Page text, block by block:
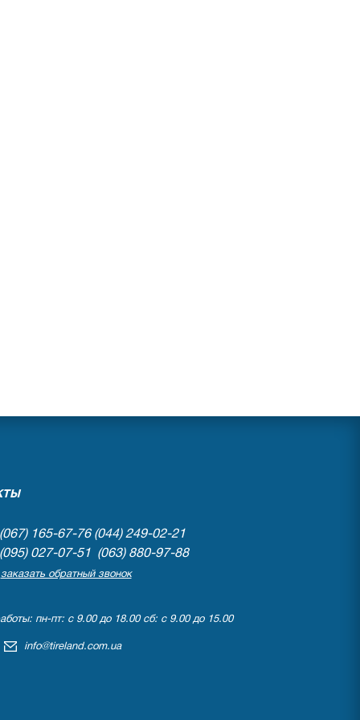
(067) 165-67-76(044) 249-02-21
(095) 027-07-51 (063) 880-97-88
заказать обратный звонок
пн-пт: с 9.00 до 18.00 сб: с 9.00 до 15.00
info@tireland.com.ua